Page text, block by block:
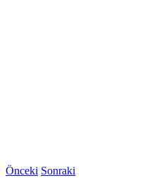
Önceki Sonraki